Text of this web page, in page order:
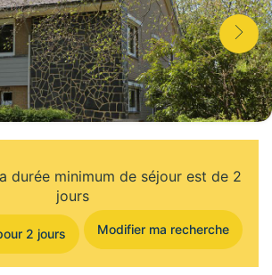
durée minimum de séjour est de 2
jours
2 jours Modifier ma recherche